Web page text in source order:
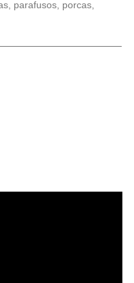
parafusos, porcas,